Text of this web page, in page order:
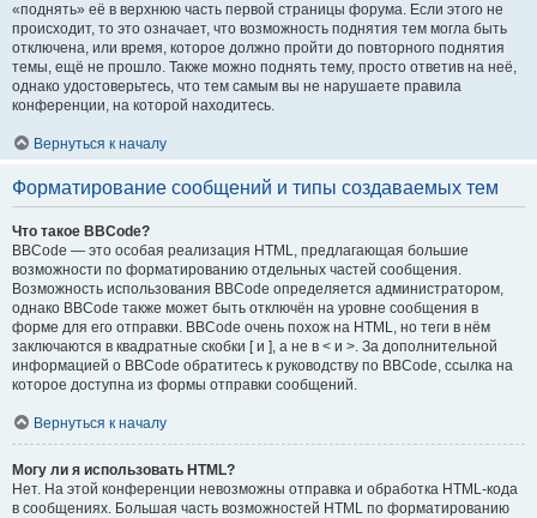
«поднять» её в верхнюю часть первой страницы форума. Если этого не
происходит, то это означает, что возможность поднятия тем могла быть
отключена, или время, которое должно пройти до повторного поднятия
темы, ещё не прошло. Также можно поднять тему, просто ответив на неё,
однако удостоверьтесь, что тем самым вы не нарушаете правила
конференции, на которой находитесь.
Вернуться к началу
Форматирование сообщений и типы создаваемых тем
Что такое BBCode?
BBCode — это особая реализация HTML, предлагающая большие
возможности по форматированию отдельных частей сообщения.
Возможность использования BBCode определяется администратором,
однако BBCode также может быть отключён на уровне сообщения в
форме для его отправки. BBCode очень похож на HTML, но теги в нём
заключаются в квадратные скобки [ и ], а не в < и >. За дополнительной
информацией о BBCode обратитесь к руководству по BBCode, ссылка на
которое доступна из формы отправки сообщений.
Вернуться к началу
Могу ли я использовать HTML?
Нет. На этой конференции невозможны отправка и обработка HTML-кода
в сообщениях. Большая часть возможностей HTML по форматированию